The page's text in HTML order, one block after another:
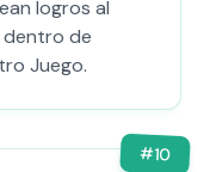
logros al
de
Juego.
#10